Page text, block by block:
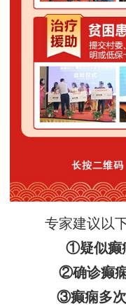
专家建议以
①疑似癫
②确诊癫
③癫痫多